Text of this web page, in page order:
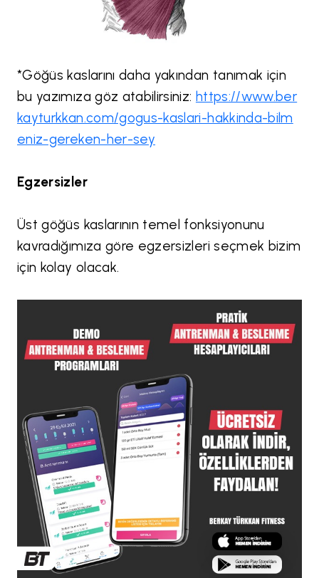
*Göğüs kaslarını daha yakından tanımak için
bu yazımıza göz atabilirsiniz: https://www.ber
kayturkkan.com/gogus-kaslari-hakkinda-bilm
eniz-gereken-her-sey
Egzersizler
Üst göğüs kaslarının temel fonksiyonunu
kavradığımıza göre egzersizleri seçmek bizim
için kolay olacak.